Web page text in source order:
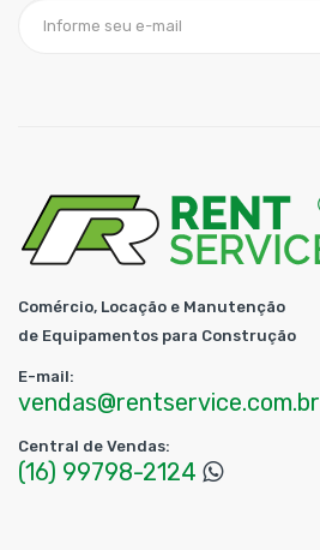
Comércio, Locação e Manutenção
de Equipamentos para Construção
E-mail:
vendas@rentservice.com.br
Central de Vendas:
(16) 99798-2124